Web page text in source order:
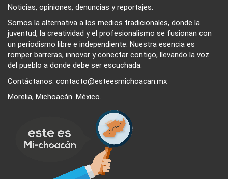
Noticias, opiniones, denuncias y reportajes.
Somos la alternativa a los medios tradicionales, donde la
juventud, la creatividad y el profesionalismo se fusionan con
un periodismo libre e independiente. Nuestra esencia es
romper barreras, innovar y conectar contigo, llevando la voz
del pueblo a donde debe ser escuchada.
Contáctanos: contacto@esteesmichoacan.mx
Morelia, Michoacán. México.